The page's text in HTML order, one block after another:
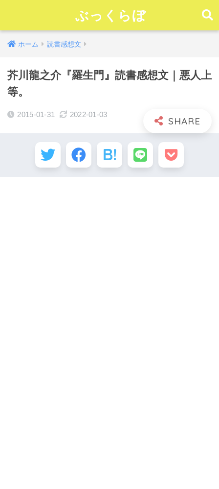
ぶっくらぼ
ホーム 読書感想文
芥川龍之介『羅生門』読書感想文｜悪人上
等。
2015-01-31 2022-01-03